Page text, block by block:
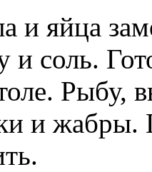
и яйца
и соль.
Рыбу,
и жабры.